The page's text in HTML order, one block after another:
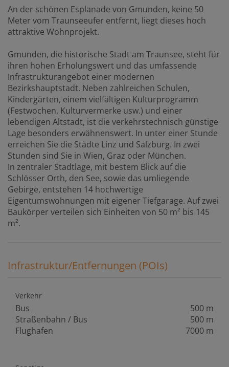
An der schönen Esplanade von Gmunden, keine 50
Meter vom Traunseeufer entfernt, liegt dieses hoch
attraktive Wohnprojekt.
Gmunden, die historische Stadt am Traunsee, steht für
ihren hohen Erholungswert und das umfassende
Infrastrukturangebot einer modernen
Bezirkshauptstadt. Neben zahlreichen Schulen,
Kindergärten, einem vielfältigen Kulturprogramm
(Festwochen, Kulturvermerke usw.) und einer
lebendigen Altstadt, ist die verkehrstechnisch günstige
Lage besonders erwähnenswert. In unter einer Stunde
erreichen Sie die Städte Linz und Salzburg. In zwei
Stunden sind Sie in Wien, Graz oder München.
In zentraler Stadtlage, mit bestem Blick auf die
Schlösser Orth, den See, sowie das umliegende
Gebirge, entstehen 14 hochwertige
Eigentumswohnungen mit eigener Tiefgarage. Auf zwei
Baukörper verteilen sich Einheiten von 50 m² bis 145
m².
Infrastruktur/Entfernungen (POIs)
Verkehr
Bus
500 m
Straßenbahn / Bus
500 m
Flughafen
7000 m